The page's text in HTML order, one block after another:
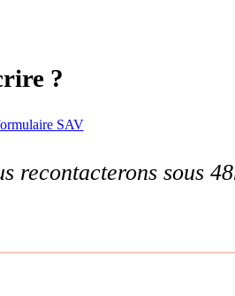
?
SAV
recontacterons sous